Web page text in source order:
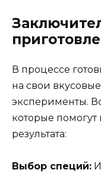
В процессе
на свои
эксперименты.
которые
результата:
Выбор специй: